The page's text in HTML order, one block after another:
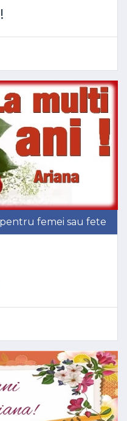
femei sau fete